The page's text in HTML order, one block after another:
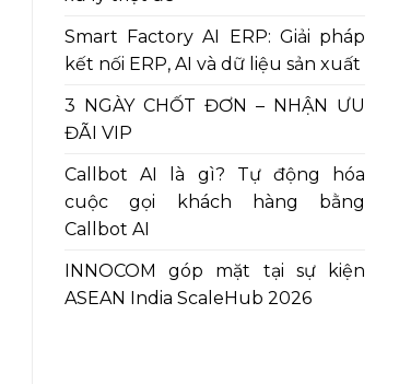
Smart Factory AI ERP: Giải pháp
kết nối ERP, AI và dữ liệu sản xuất
3 NGÀY CHỐT ĐƠN – NHẬN ƯU
ĐÃI VIP
Callbot AI là gì? Tự động hóa
cuộc gọi khách hàng bằng
Callbot AI
INNOCOM góp mặt tại sự kiện
ASEAN India ScaleHub 2026